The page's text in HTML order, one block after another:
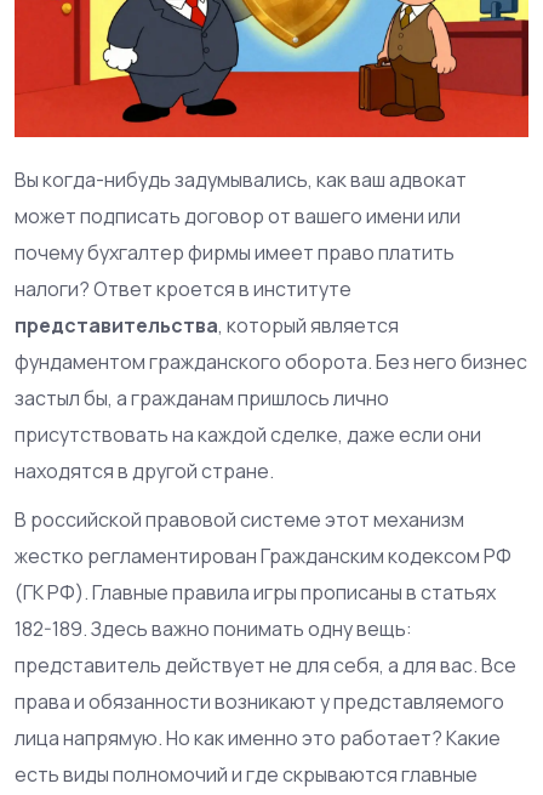
Вы когда-нибудь задумывались, как ваш адвокат
может подписать договор от вашего имени или
почему бухгалтер фирмы имеет право платить
налоги? Ответ кроется в институте
представительства, который является
фундаментом гражданского оборота. Без него бизнес
застыл бы, а гражданам пришлось лично
присутствовать на каждой сделке, даже если они
находятся в другой стране.
В российской правовой системе этот механизм
жестко регламентированГражданским кодексом РФ
(ГК РФ). Главные правила игры прописаны в статьях
182-189. Здесь важно понимать одну вещь:
представитель действует не для себя, а для вас. Все
права и обязанности возникают у представляемого
лица напрямую. Но как именно это работает? Какие
есть виды полномочий и где скрываются главные